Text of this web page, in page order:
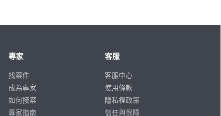
專家
找案件
成為專家
如何接案
專家指南
客服
客服中心
使用條款
隱私權政策
信任與保障